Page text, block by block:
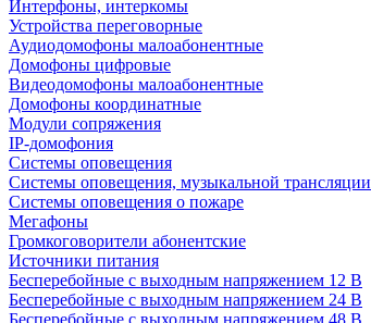
Интерфоны, интеркомы
Устройства переговорные
Аудиодомофоны малоабонентные
Домофоны цифровые
Видеодомофоны малоабонентные
Домофоны координатные
Модули сопряжения
IP-домофония
Системы оповещения
Системы оповещения, музыкальной трансляции
Системы оповещения о пожаре
Мегафоны
Громкоговорители абонентские
Источники питания
Бесперебойные с выходным напряжением 12 В
Бесперебойные с выходным напряжением 24 В
Бесперебойные с выходным напряжением 48 В